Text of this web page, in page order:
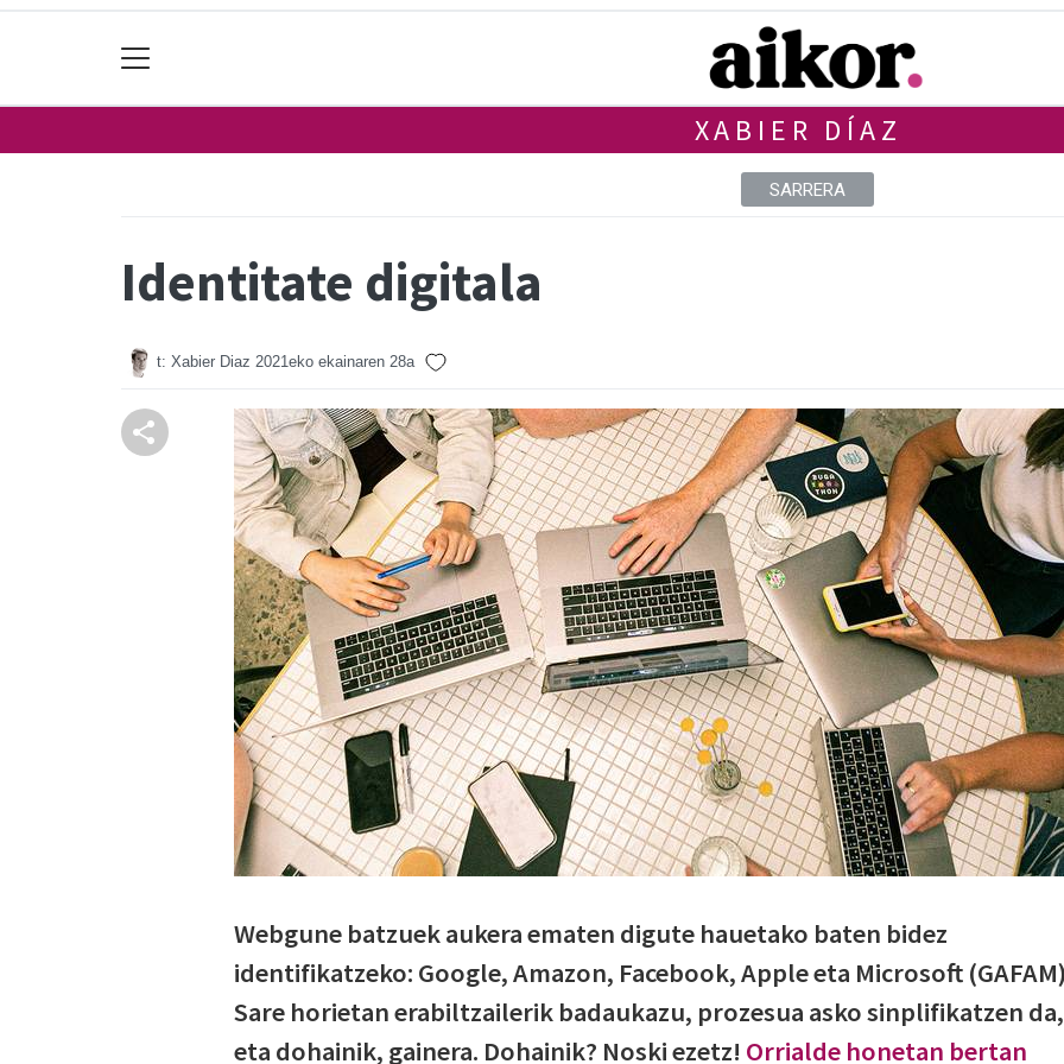
XABIER DÍAZ
SARRERA
Identitate digitala
t: Xabier Diaz 2021eko ekainaren 28a
Webgune batzuek aukera ematen digute hauetako baten bidez
identifikatzeko: Google, Amazon, Facebook, Apple eta Microsoft
Sare horietan erabiltzailerik badaukazu, prozesua asko sinplifikatzen da,
eta dohainik, gainera. Dohainik? Noski ezetz! Orrialde honetan bertan